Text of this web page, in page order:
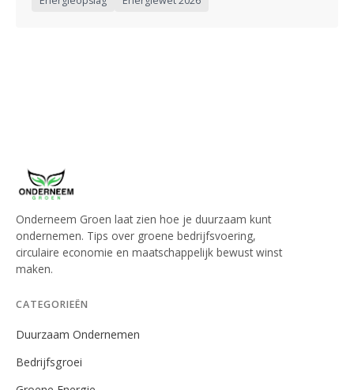
Onderneem Groen laat zien hoe je duurzaam kunt
ondernemen. Tips over groene bedrijfsvoering,
circulaire economie en maatschappelijk bewust winst
maken.
CATEGORIEËN
Duurzaam Ondernemen
Bedrijfsgroei